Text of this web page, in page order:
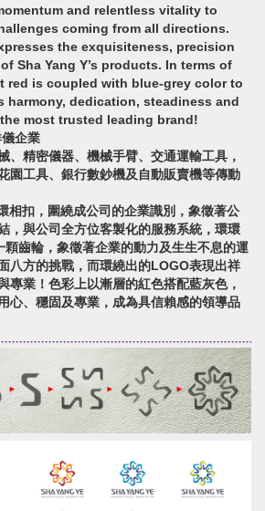
and relentless vitality to
coming from all directions.
the exquisiteness, precision
Sha Yang Y’s products. In terms of
red is coupled with blue-grey color to
harmony, dedication, steadiness and
most trusted leading brand!
企業
、精密儀器、機械手臂、交通運輸工具，
園工具、銀行數鈔機及自動販賣機等傳動
相扣，圍繞成公司的企業識別，象徵著公
，與公司全方位客製化的服務系統，環環
顆齒輪，象徵著企業的動力及生生不息的運
八方的挑戰，而環繞出的LOGO表現出祥
專業！色彩上以漸層的紅色搭配藍灰色，
心、穩固及專業，成為具信賴感的領導品